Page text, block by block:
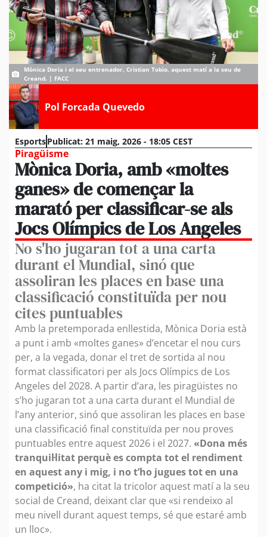
Mònica Doria i el seu entrenador, Cristian Tobio, aquest matí a la seu de
Creand. | FACC
Pol Forcada Quevedo
EsportsPublicat: 21 maig, 2026 - 18:05 CEST
Piragüisme
Mònica Doria, amb «moltes
ganes» de començar la
marató per classificar-se als
Jocs Olímpics de Los Angeles
No s'ho jugaran tot a una carta
durant el Mundial, sinó que
assoliran les places en base una
classificació constituïda per nou
cites puntuables
Amb la pretemporada enllestida, Mònica Doria està
a punt i amb «moltes ganes» d’encetar el nou curs
per, a la vegada, donar el tret de sortida al nou
format classificatori per als Jocs Olímpics de Los
Angeles del 2028. A partir d’ara, les piragüistes no
s’ho jugaran tot a una carta durant el Mundial de
l’any anterior, sinó que assoliran les places en base
una classificació final constituïda per nou proves
puntuables entre aquest 2026 i el 2027. «Dona més
tranquil·litat perquè es compta tot el rendiment
en aquest any i mig, i no t’ho jugues tot en una
competició», ha citat la tricolor aquest matí a la seu
social de Creand, deixant clar que «si rendeixo al
meu nivell durant aquest temps, sé que estaré amb
un lloc».